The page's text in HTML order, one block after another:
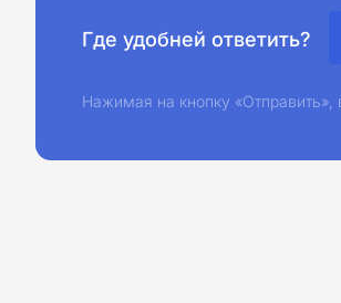
Где удобней ответить?
Нажимая на кнопку